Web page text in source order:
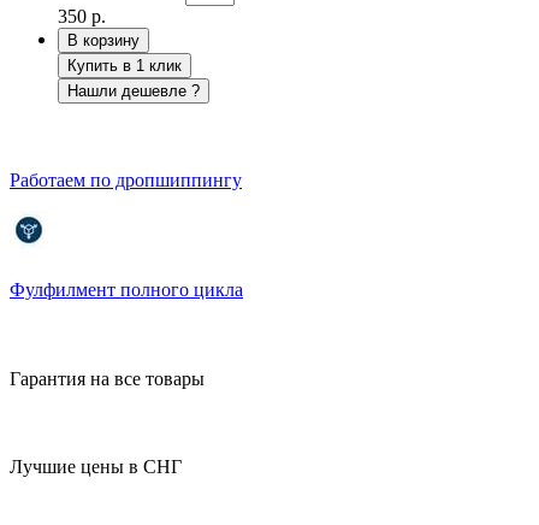
350 р.
В корзину
Купить в 1 клик
Нашли дешевле ?
Работаем по дропшиппингу
Фулфилмент полного цикла
Гарантия на все товары
Лучшие цены в СНГ